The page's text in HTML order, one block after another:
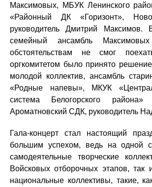
Максимовых, МБУК Ленинского
«Районный ДК «Горизонт»,
руководитель Дмитрий
семейный ансамбль
обстоятельствам не смог
оргкомитетом было принято
молодой коллектив, ансамбль
«Родные напевы», МКУК
система Белогорского
Ароматновский СДК, руководитель
Гала-концерт стал настоящий
большим успехом, ведь на одной
самодеятельные творческие
Войсковых отборочных этапов, так
национальные коллективы, такие,